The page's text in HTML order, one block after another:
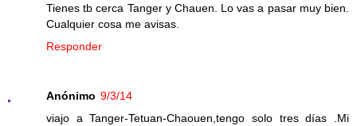
Tienes tb cerca Tanger y Chauen. Lo vas a pasar muy bien.
Cualquier cosa me avisas.
Responder
Anónimo 9/3/14
viajo a Tanger-Tetuan-Chaouen,tengo solo tres días .Mi